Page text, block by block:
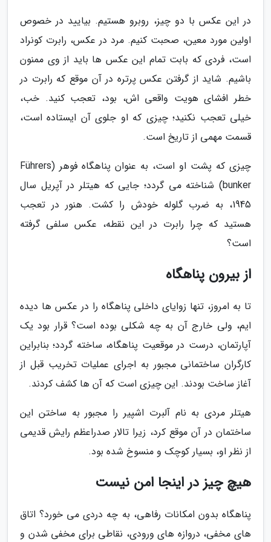
در این عکس با دو چیز، روبرو هستیم. بیایید در خصوص
اولین مورد معین، صحبت کنیم. مرد در عکس، رابرت کونراد
است، فردی که بابت تمام این عکس ها باید از وی ممنون
باشیم. شاید از گرفتن عکس پرتره در آن موقع که رابرت در
خطر افشای هویت واقعی اش، بود، تعجب کنید. خب،
خیلی تعجب نکنید؛ چیزی که او جلوی آن ایستاده است،
قسمت مهمی از تاریخ است.
چیزی که پشت او است، به عنوان پناهگاه فوهر (Führers
bunker) شناخته می گردد؛ جایی که هیتلر در آپریل سال
1945، به ضرب گلوله خودش را کشت. هنور در تعجب
هستید که چرا رابرت در این نقطه، عکس سلفی گرفته
است؟
از بیرون پناهگاه
تا به امروز، تنها زوایای داخلی پناهگاه را در عکس ها دیده
ایم، ولی خارج آن به چه شکلی بوده است؟ قرار بود یک
آپارتمان، درست در موقعیت پناهگاه، ساخته گردد؛ بنابراین
کارگران ساختمانی مجبور به اجرای عملیات تخریب قبل از
آغاز ساخت بودند. این چیزی است که آن ها کشف کردند.
هیتلر مردی به نام آلبرت اشپیر را مجبور به ساختن این
ساختمان در آن موقع کرد، زیرا تالار صدراعظم رایش قدیمی
از نظر او، بسیار کوچک و منسوخ شده بود.
هیچ چیز در اینجا امن نیست
پناهگاه بدون امکانات رفاهی، به چه دردی می خورد؟ اتاق
های مخفی، دروازه های ورودی، نقاطی برای مخفی شدن و